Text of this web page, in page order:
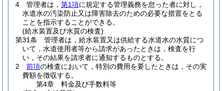
4
管理者は， 第1項に規定する管理義務を怠った者に対し，
水道水の汚染防止又は障害除去のための必要な措置をとる
ことを指示することができる。
(給水装置及び水質の検査)
第31条
管理者は，給水装置又は供給する水道水の水質につ
いて，水道使用者等から請求があったときは，検査を行
い，その結果を請求者に通知するものとする。
2
前項の検査において，特別の費用を要したときは，その実
費額を徴収する。
第4章
料金及び手数料等